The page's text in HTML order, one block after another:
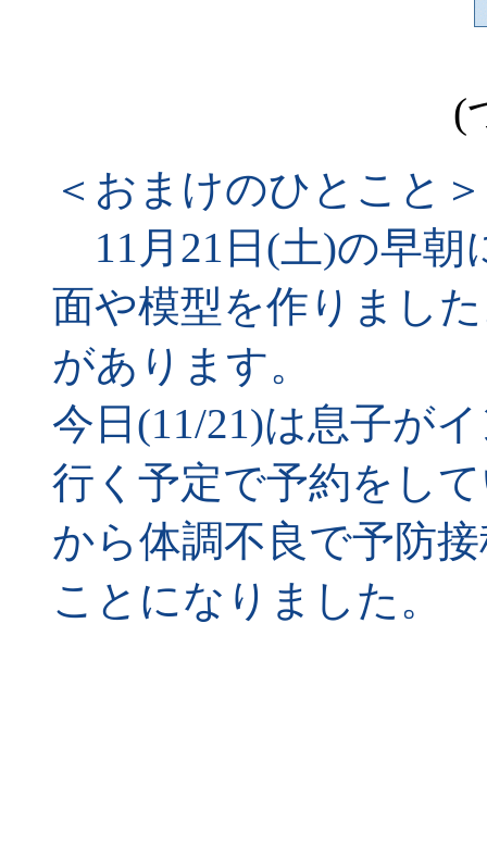
(
＜おまけのひとこと＞
11月21日(土)の早朝
面や模型を作りまし
があります。
今日(11/21)は息子が
行く予定で予約をし
から体調不良で予防
ことになりました。